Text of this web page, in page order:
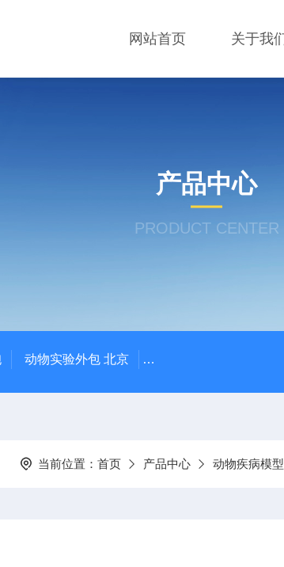
网站首页 关于我
产品中心
PRODUCT CENTER
动物实验外包 北京 人源肿瘤细胞异种移植
当前位置： 首页 产品中心 动物疾病模